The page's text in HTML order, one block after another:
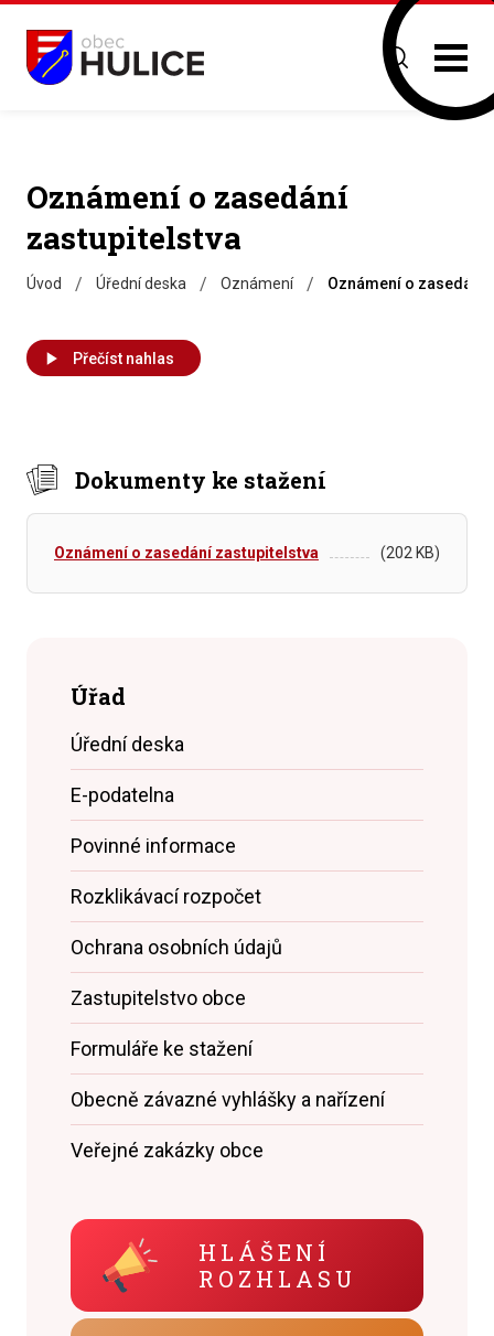
Oznámení o zasedání
zastupitelstva
Úvod / Úřední deska / Oznámení / Oznámení o zasedání
Přečíst nahlas
Dokumenty ke stažení
Oznámení o zasedání zastupitelstva (202 KB)
Úřad
Úřední deska
E-podatelna
Povinné informace
Rozklikávací rozpočet
Ochrana osobních údajů
Zastupitelstvo obce
Formuláře ke stažení
Obecně závazné vyhlášky a nařízení
Veřejné zakázky obce
HLÁŠENÍ
ROZHLASU